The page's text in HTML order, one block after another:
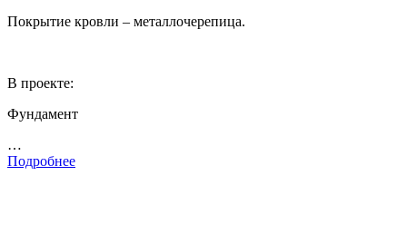
Покрытие кровли – металлочерепица.
В проекте:
Фундамент
…
Подробнее